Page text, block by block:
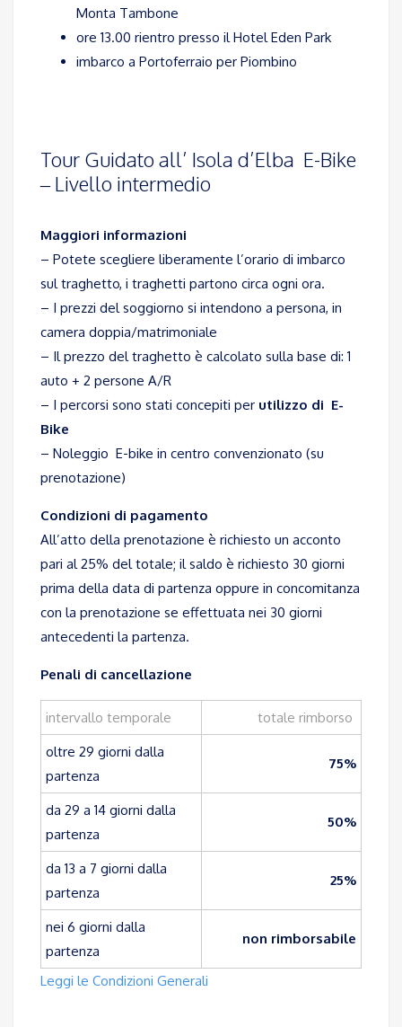
Monta Tambone
ore 13.00 rientro presso il Hotel Eden Park
imbarco a Portoferraio per Piombino
Tour Guidato all’ Isola d’Elba E-Bike
– Livello intermedio
Maggiori informazioni
– Potete scegliere liberamente l’orario di imbarco
sul traghetto, i traghetti partono circa ogni ora.
– I prezzi del soggiorno si intendono a persona, in
camera doppia/matrimoniale
– Il prezzo del traghetto è calcolato sulla base di: 1
auto + 2 persone A/R
– I percorsi sono stati concepiti per utilizzo di E-
Bike
– Noleggio E-bike in centro convenzionato (su
prenotazione)
Condizioni di pagamento
All’atto della prenotazione è richiesto un acconto
pari al 25% del totale; il saldo è richiesto 30 giorni
prima della data di partenza oppure in concomitanza
con la prenotazione se effettuata nei 30 giorni
antecedenti la partenza.
Penali di cancellazione
intervallo temporale
totale rimborso
oltre 29 giorni dalla
partenza
75%
da 29 a 14 giorni dalla
partenza
50%
da 13 a 7 giorni dalla
partenza
25%
nei 6 giorni dalla
partenza
non rimborsabile
Leggi le Condizioni Generali